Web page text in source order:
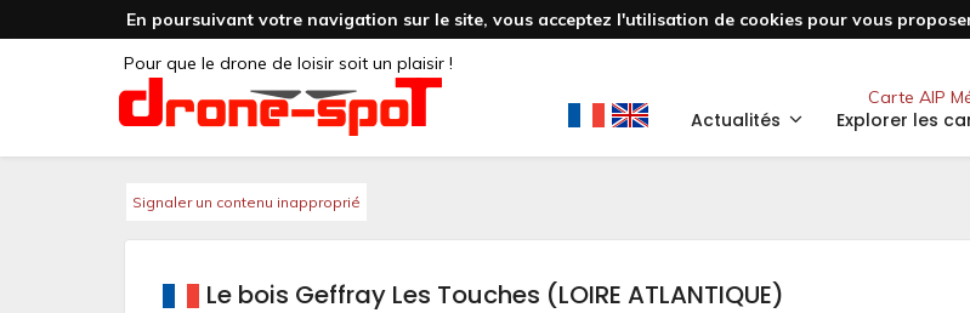
En poursuivant votre navigation sur le site, vous acceptez l'utilisation de cookies pour vous
Pour que le drone de loisir soit un plaisir !
Carte AIP
Actualités Explorer les
Signaler un contenu inapproprié
Le bois Geffray Les Touches (LOIRE ATLANTIQUE)